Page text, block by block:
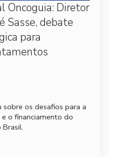
Oncoguia: Diretor
Sasse, debate
para
os desafios para a
o financiamento do